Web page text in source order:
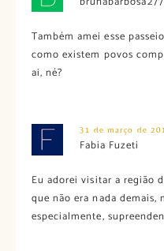
Também amei esse
como existem povos
ai, né?
31 de março de
Fabia Fuzeti
Eu adorei visitar a região
que não era nada demais,
especialmente,